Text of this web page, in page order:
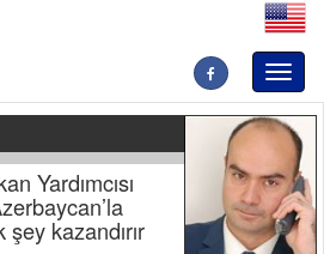
Yardımcısı
kazandırır